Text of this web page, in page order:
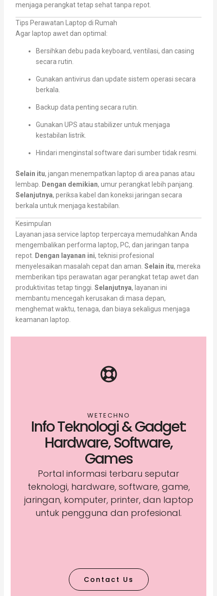
menjaga perangkat tetap sehat tanpa repot.
Tips Perawatan Laptop di Rumah
Agar laptop awet dan optimal:
Bersihkan debu pada keyboard, ventilasi, dan casing
secara rutin.
Gunakan antivirus dan update sistem operasi secara
berkala.
Backup data penting secara rutin.
Gunakan UPS atau stabilizer untuk menjaga
kestabilan listrik.
Hindari menginstal software dari sumber tidak resmi.
Selain itu, jangan menempatkan laptop di area panas atau
lembap.
Dengan demikian, umur perangkat lebih panjang.
Selanjutnya, periksa kabel dan koneksi jaringan secara
berkala untuk menjaga kestabilan.
Kesimpulan
Layanan jasa service laptop terpercaya memudahkan Anda
mengembalikan performa laptop, PC, dan jaringan tanpa
repot. Dengan layanan ini, teknisi profesional
menyelesaikan masalah cepat dan aman. Selain itu, mereka
memberikan tips perawatan agar perangkat tetap awet dan
produktivitas tetap tinggi. Selanjutnya, layanan ini
membantu mencegah kerusakan di masa depan,
menghemat waktu, tenaga, dan biaya sekaligus menjaga
keamanan laptop.
WETECHNO
Info Teknologi & Gadget:
Hardware, Software,
Games
Portal informasi terbaru seputar
teknologi, hardware, software, game,
jaringan, komputer, printer, dan laptop
untuk pengguna dan profesional.
Contact Us